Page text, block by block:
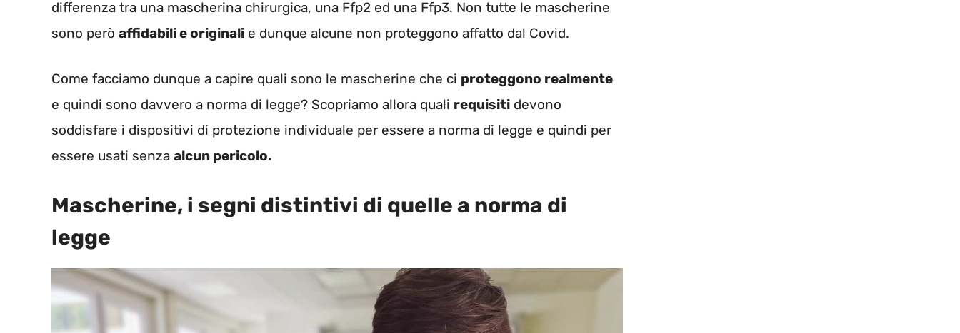
differenza tra una mascherina chirurgica, una Ffp2 ed una Ffp3. Non tutte le mascherine
sono però affidabili e originali e dunque alcune non proteggono affatto dal Covid.
Come facciamo dunque a capire quali sono le mascherine che ci proteggono realmente
e quindi sono davvero a norma di legge? Scopriamo allora quali requisiti devono
soddisfare i dispositivi di protezione individuale per essere a norma di legge e quindi per
essere usati senza alcun pericolo.
Mascherine, i segni distintivi di quelle a norma di
legge